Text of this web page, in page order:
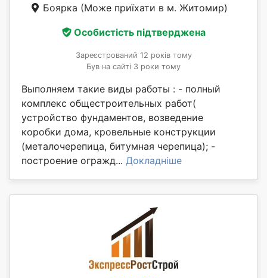
Боярка (Може приїхати в м. Житомир)
Особистість підтверджена
Зареєстрований 12 років тому
Був на сайті 3 роки тому
Выполняем такие виды работы : - полный
комплекс общестроительных работ(
устройство фундаментов, возведение
коробки дома, кровельные конструкции
(металочерепица, битумная черепица); -
построение огражд... Докладніше